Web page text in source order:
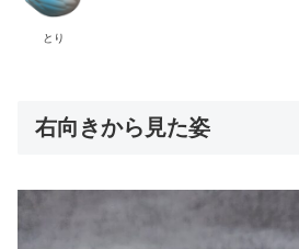
とり
右向きから見た姿